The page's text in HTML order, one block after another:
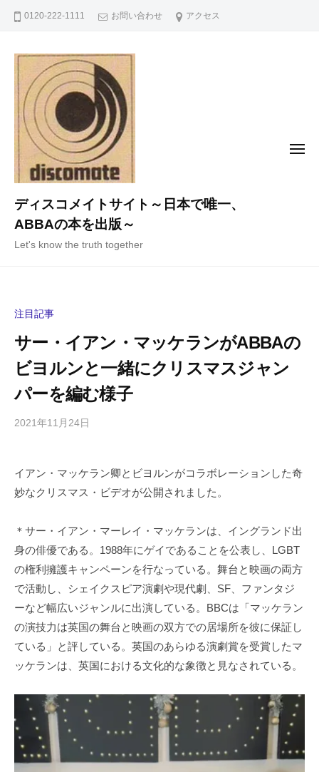
0120-222-1111 お問い合わせ アクセス
ディスコメイトサイト～日本で唯一、
ABBAの本を出版～
Let's know the truth together
メ
注目記事
サー・イアン・マッケランがABBAの
ビヨルンと一緒にクリスマスジャン
パーを編む様子
2021年11月24日
i
g
y
a
m
a
の
コ
イアン・マッケラン卿とビヨルンがコラボレーションした奇
妙なクリスマス・ビデオが公開されました。
＊サー・イアン・マーレイ・マッケランは、イングランド出
身の俳優である。1988年にゲイであることを公表し、LGBT
の権利擁護キャンペーンを行なっている。舞台と映画の両方
で活動し、シェイクスピア演劇や現代劇、SF、ファンタジ
ーなど幅広いジャンルに出演している。BBCは「マッケラン
の演技力は英国の舞台と映画の双方での居場所を彼に保証し
ている」と評している。英国のあらゆる演劇賞を受賞したマ
ッケランは、英国における文化的な象徴と見なされている。